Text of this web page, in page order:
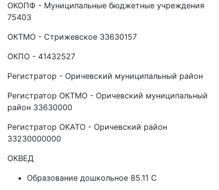
ОКОПФ - Муниципальные бюджетные учреждения
75403
ОКТМО - Стрижевское 33630157
ОКПО - 41432527
Регистратор - Оричевский муниципальный район
Регистратор ОКТМО - Оричевский муниципальный
район 33630000
Регистратор ОКАТО - Оричевский район
33230000000
ОКВЕД
Образование дошкольное 85.11 C